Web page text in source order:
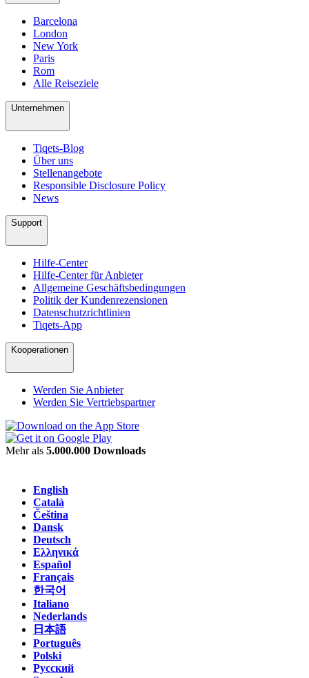
Barcelona
London
New York
Paris
Rom
Alle Reiseziele
Unternehmen
Tiqets-Blog
Über uns
Stellenangebote
Responsible Disclosure Policy
News
Support
Hilfe-Center
Hilfe-Center für Anbieter
Allgemeine Geschäftsbedingungen
Politik der Kundenrezensionen
Datenschutzrichtlinien
Tiqets-App
Kooperationen
Werden Sie Anbieter
Werden Sie Vertriebspartner
Mehr als 5.000.000 Downloads
English
Català
Čeština
Dansk
Deutsch
Ελληνικά
Español
Français
한국어
Italiano
Nederlands
日本語
Português
Polski
Русский